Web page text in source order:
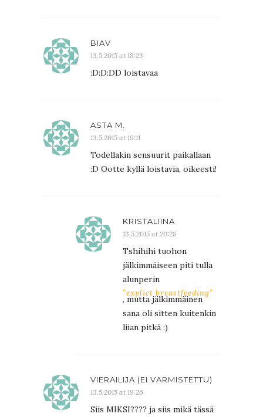
BIAV
13.5.2015 at 18:23
:D:D:DD loistavaa
ASTA M.
13.5.2015 at 19:11
Todellakin sensuurit paikallaan
:D Ootte kyllä loistavia, oikeesti!
KRISTALIINA
13.5.2015 at 20:28
Tshihihi tuohon
jälkimmäiseen piti tulla
alunperin
”explict breastfeeding”
, mutta jälkimmäinen
sana oli sitten kuitenkin
liian pitkä :)
VIERAILIJA (EI VARMISTETTU)
13.5.2015 at 19:26
Siis MIKSI???? ja siis mikä tässä